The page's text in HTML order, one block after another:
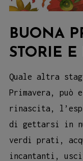
BUONA
STORIE
Quale altra
Primavera, può
rinascita,
di gettarsi in
verdi prati,
incantanti,